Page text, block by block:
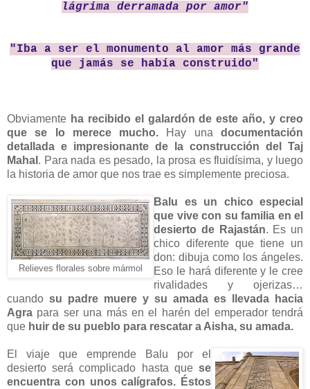
lágrima derramada por amor"
"Iba a ser el monumento al amor más grande
que jamás se había construido"
Obviamente ha recibido el galardón de este año, y creo
que se lo merece mucho. Hay unadocumentación
detallada e impresionante de la construcción del Taj
Mahal . Para nada es pesado, la prosa es fluidísima, y luego
la historia de amor que nos trae es simplemente preciosa.
Relieves florales sobre mármol
Balu es un chico especial
que vive con su familia en el
desierto de Rajastán. Es un
chico diferente que tiene un
don: dibuja como los ángeles.
Eso le hará diferente y le cree
rivalidades y ojerizas…
cuando su padre muere y su amada es llevada hacia
Agra para ser una más en el harén del emperador tendrá
que huir de su pueblo para rescatar a Aisha, su amada.
El viaje que emprende Balu por el
desierto será complicado hasta que se
encuentra con unos calígrafos. Éstos